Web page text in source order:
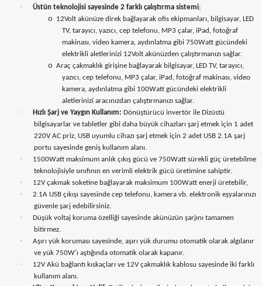
· Üstün teknolojisi sayesinde 2 farklı çalıştırma sistemi;
o
12Volt akünüze direk bağlayarak ofis ekipmanları, bilgisayar, LED
TV, tarayıcı, yazıcı, cep telefonu, MP3 çalar, iPad, fotoğraf
makinası, video kamera, aydınlatma gibi 750Watt gücündeki
elektrikli aletlerinizi 12Volt akünüzden çalıştırmanızı sağlar.
o Araç çakmaklık girişine bağlayarak bilgisayar, LED TV, tarayıcı,
yazıcı, cep telefonu, MP3 çalar, iPad, fotoğraf makinası, video
kamera, aydınlatma gibi 100Watt gücündeki elektrikli
aletlerinizi aracınızdan çalıştırmanızı sağlar.
· Hızlı Şarj ve Yaygın Kullanım: Dönüştürücü invertör ile Dizüstü
bilgisayarlar ve tabletler gibi daha büyük cihazları şarj etmek için 1 adet
220V AC priz, USB uyumlu cihazı şarj etmek için 2 adet USB 2.1A şarj
portu sayesinde geniş kullanım alanı.
·
1500Watt maksimum anlık çıkış gücü ve 750Watt sürekli güç üretebilme
teknolojisiyle sınıfının en verimli elektrik gücü üretimine sahiptir.
· 12V çakmak soketine bağlayarak maksimum 100Watt enerji üretebilir,
·
2.1A USB çıkışı sayesinde cep telefonu, kamera vb. elektronik eşyalarınızı
güvenle şarj edebilirsiniz.
·
Düşük voltaj koruma özelliği sayesinde akünüzün şarjını tamamen
bitirmez.
·
Aşırı yük koruması sayesinde, aşırı yük durumu otomatik olarak algılanır
ve yük 750W'ı aştığında otomatik olarak kapanır.
·
12V Akü bağlantı kıskaçları ve 12V çakmaklık kablosu sayesinde iki farklı
kullanım alanı.